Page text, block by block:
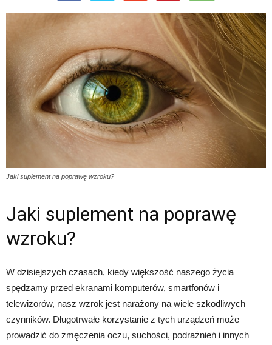
Jaki suplement na poprawę wzroku?
Jaki suplement na poprawę
wzroku?
W dzisiejszych czasach, kiedy większość naszego życia
spędzamy przed ekranami komputerów, smartfonów i
telewizorów, nasz wzrok jest narażony na wiele szkodliwych
czynników. Długotrwałe korzystanie z tych urządzeń może
prowadzić do zmęczenia oczu, suchości, podrażnień i innych